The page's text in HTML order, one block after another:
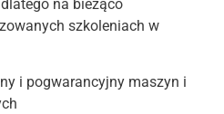
na bieżąco
szkoleniach w
i pogwarancyjny maszyn i